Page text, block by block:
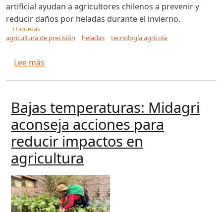
artificial ayudan a agricultores chilenos a prevenir y
reducir daños por heladas durante el invierno.
Etiquetas
agricultura de precisión
heladas tecnología agrícola
Lee más
Bajas temperaturas: Midagri
aconseja acciones para
reducir impactos en
agricultura